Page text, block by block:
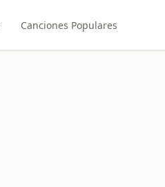
Canciones Populares